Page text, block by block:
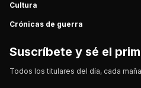
Cultura
Crónicas de guerra
Suscríbete y sé el
Todos los titulares del día, cada